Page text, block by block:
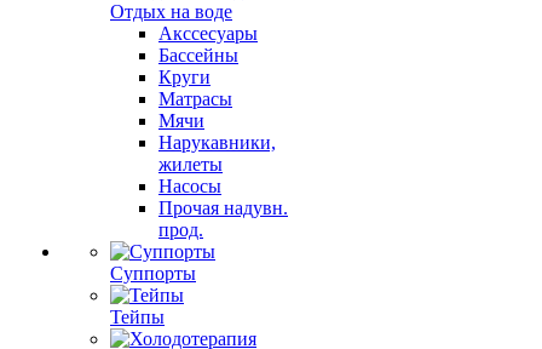
Отдых на воде
Акссесуары
Бассейны
Круги
Матрасы
Мячи
Нарукавники,
жилеты
Насосы
Прочая надувн.
прод.
Суппорты
Тейпы